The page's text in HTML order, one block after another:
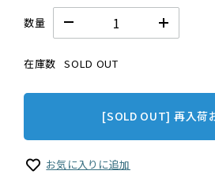
数量
在庫数 SOLD OUT
[SOLD OUT] 再入荷
お気に入りに追加